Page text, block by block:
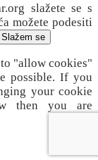
slažete se s
možete podesiti
Slažem se
"allow cookies"
possible. If you
your cookie
then you are